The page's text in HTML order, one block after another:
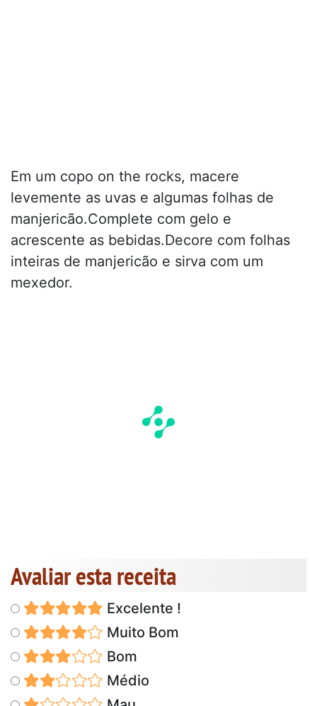
Em um copo on the rocks, macere
levemente as uvas e algumas folhas de
manjericão.Complete com gelo e
acrescente as bebidas.Decore com folhas
inteiras de manjericão e sirva com um
mexedor.
Avaliar esta receita
Excelente !
Muito Bom
Bom
Médio